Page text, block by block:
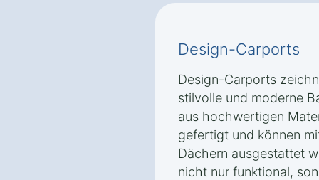
Design-Carports
Design-Carports
stilvolle und moderne
aus hochwertigen
gefertigt und können
Dächern ausgestattet
nicht nur funktional,